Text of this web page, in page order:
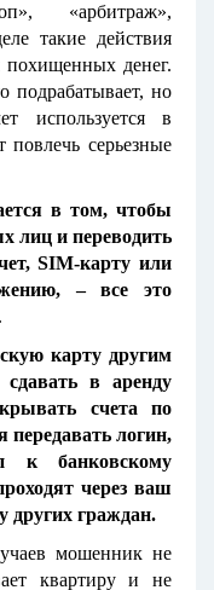
«арбитраж»,
такие действия
денег.
подрабатывает, но
используется в
серьезные
в том, чтобы
лиц и переводить
SIM-карту или
– все это
.
карту другим
в аренду
счета по
передавать логин,
к банковскому
через ваш
других граждан.
мошенник не
квартиру и не